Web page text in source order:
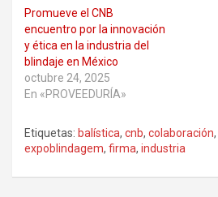
Promueve el CNB
encuentro por la innovación
y ética en la industria del
blindaje en México
octubre 24, 2025
En «PROVEEDURÍA»
Etiquetas: balística, cnb, colaboración,
expoblindagem, firma, industria